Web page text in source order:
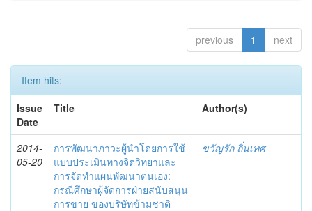
previous 1 next
Item hits:
Issue
Date
Title Author(s)
2014-
05-20
การพัฒนาภาวะผู้นำโดยการใช้
แบบประเมินทางจิตวิทยาและ
การจัดทำแผนพัฒนาตนเอง:
กรณีศึกษาผู้จัดการฝ่ายสนับสนุน
การขาย ของบริษัทข้ามชาติ
ขวัญรัก ถิ่นเทศ